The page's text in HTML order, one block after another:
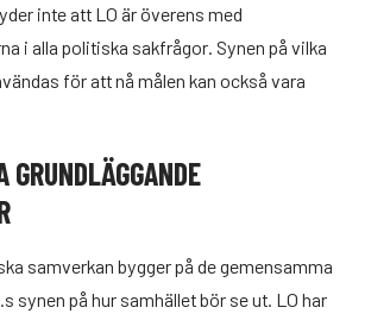
inte att LO är överens med
i alla politiska sakfrågor. Synen på vilka
för att nå målen kan också vara
GRUNDLÄGGANDE
samverkan bygger på de gemensamma
synen på hur samhället bör se ut. LO har